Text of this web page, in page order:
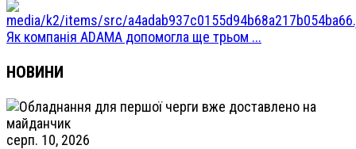
Як компанія ADAMA допомогла ще трьом ...
НОВИНИ
серп. 10, 2026